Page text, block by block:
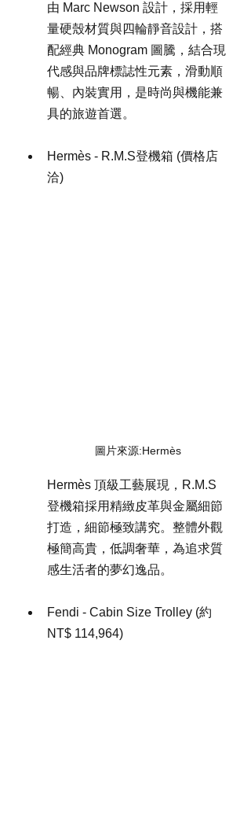
由 Marc Newson 設計，採用輕
量硬殼材質與四輪靜音設計，搭
配經典 Monogram 圖騰，結合現
代感與品牌標誌性元素，滑動順
暢、內裝實用，是時尚與機能兼
具的旅遊首選。
Hermès - R.M.S登機箱 (價格店
洽)
圖片來源:Hermès
Hermès 頂級工藝展現，R.M.S
登機箱採用精緻皮革與金屬細節
打造，細節極致講究。整體外觀
極簡高貴，低調奢華，為追求質
感生活者的夢幻逸品。
Fendi - Cabin Size Trolley (約
NT$ 114,964)